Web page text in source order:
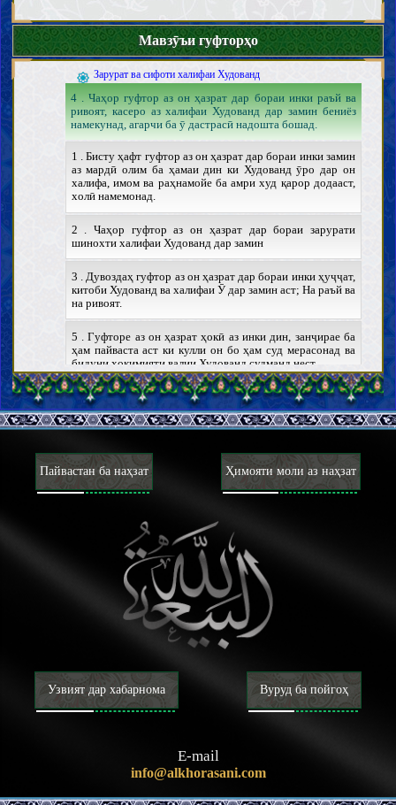
Мавзӯъи гуфторҳо
Китоби Худованд
Фазоъили Қуръон
Тафсири бархи оёти Қуръон
Халифаи Худованд
Зарурат ва сифоти халифаи Худованд
4 . Чаҳор гуфтор аз он ҳазрат дар бораи инки раъй ва
ривоят, касеро аз халифаи Худованд дар замин бениёз
намекунад, агарчи ба ӯ дастрасӣ надошта бошад.
1 . Бисту ҳафт гуфтор аз он ҳазрат дар бораи инки замин
аз мардӣ олим ба ҳамаи дин ки Худованд ӯро дар он
халифа, имом ва раҳнамойе ба амри худ қарор додааст,
холӣ намемонад.
2 . Чаҳор гуфтор аз он ҳазрат дар бораи зарурати
шинохти халифаи Худованд дар замин
3 . Дувоздаҳ гуфтор аз он ҳазрат дар бораи инки ҳуҷҷат,
китоби Худованд ва халифаи Ӯ дар замин аст; На раъй ва
на ривоят.
5 . Гуфторе аз он ҳазрат ҳокӣ аз инки дин, занҷирае ба
ҳам пайваста аст ки кулли он бо ҳам суд мерасонад ва
бидуни ҳокимияти валии Худованд судманд нест.
6 . Ду гуфтор аз он ҳазрат ҳокӣ аз инки иқомаи ҳудуд
танҳо дар ҳокимияти халифаи Худованд ҷойиз аст.
Ақойид
Шинохти Худованд (вуҷуд, сифот ва афъол)
Паёмбари хотам
Вежагиҳои Паёмбари хотам
Ёрон ва ҳамсарони Паёмбари хотам
Итрат ва аҳли байти Паёмбари хотам
Вуҷуди Маҳдӣ ва вежагиҳои ӯ
Мансур ва наҳзати заминасозӣ барои зуҳури Маҳдӣ
Нишонаҳои зуҳури Маҳдӣ ва фитнаҳои охируззамон
Шиеохти имон ва куфр
Маъно ва маротиби имон ва куфр
Адъия ва зиёрот
Пайвастан ба наҳзат Ҳимояти моли аз наҳзат
Узвият дар хабарнома Вуруд ба пойгоҳ
E-mail
info@alkhorasani.com